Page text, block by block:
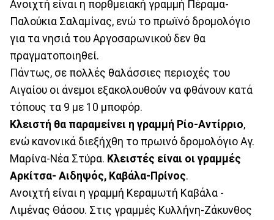
Ανοιχτή είναι η πορθμειακή γραμμή Πέραμα-
Παλούκια Σαλαμίνας, ενώ το πρωϊνό δρομολόγιο
για τα νησιά του Αργοσαρωνικού δεν θα
πραγματοποιηθεί.
Πάντως, σε πολλές θαλάσσιες περιοχές του
Αιγαίου οι άνεμοι εξακολουθούν να φθάνουν κατά
τόπους τα 9 με 10 μποφόρ.
Κλειστή θα παραμείνει η γραμμή Ρίο-Αντίρριο,
ενώ κανονικά διεξήχθη το πρωινό δρομολόγιο Αγ.
Μαρίνα-Νέα Στύρα. Κλειστές είναι οι γραμμές
Αρκίτσα- Αιδηψός, Καβάλα-Πρίνος.
Ανοιχτή είναι η γραμμή Κεραμωτή Καβάλα -
Λιμένας Θάσου. Στις γραμμές Κυλλήνη-Ζάκυνθος